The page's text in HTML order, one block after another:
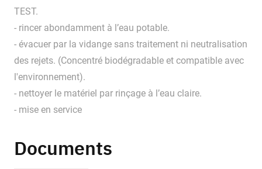
TEST.
- rincer abondamment à l’eau potable.
- évacuer par la vidange sans traitement ni neutralisation
des rejets. (Concentré biodégradable et compatible avec
l'environnement).
- nettoyer le matériel par rinçage à l’eau claire.
- mise en service
Documents